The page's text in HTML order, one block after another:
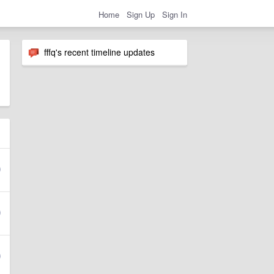
Home Sign Up Sign In
fffq's recent timeline updates